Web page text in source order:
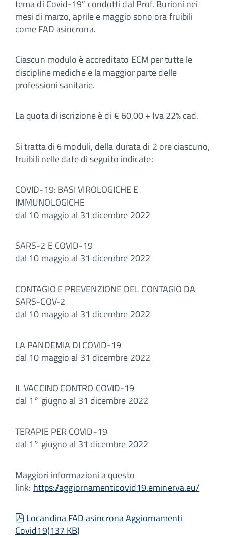
tema di Covid-19” condotti dal Prof. Burioni nei
mesi di marzo, aprile e maggio sono ora fruibili
come FAD asincrona.
Ciascun modulo è accreditato ECM per tutte le
discipline mediche e la maggior parte delle
professioni sanitarie.
La quota di iscrizione è di € 60,00 + Iva 22% cad.
Si tratta di 6 moduli, della durata di 2 ore ciascuno,
fruibili nelle date di seguito indicate:
COVID-19: BASI VIROLOGICHE E
IMMUNOLOGICHE
dal 10 maggio al 31 dicembre 2022
SARS-2 E COVID-19
dal 10 maggio al 31 dicembre 2022
CONTAGIO E PREVENZIONE DEL CONTAGIO DA
SARS-COV-2
dal 10 maggio al 31 dicembre 2022
LA PANDEMIA DI COVID-19
dal 10 maggio al 31 dicembre 2022
IL VACCINO CONTRO COVID-19
dal 1° giugno al 31 dicembre 2022
TERAPIE PER COVID-19
dal 1° giugno al 31 dicembre 2022
Maggiori informazioni a questo
link: https://aggiornamenticovid19.eminerva.eu/
pdf
Locandina FAD asincrona Aggiornamenti
Covid19(137 KB)